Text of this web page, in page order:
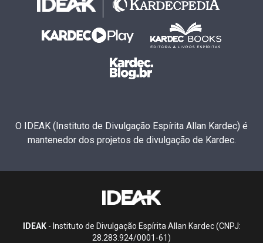
O IDEAK (Instituto de Divulgação Espírita Allan Kardec) é
mantenedor dos projetos de divulgação de Kardec.
IDEAK- Instituto de Divulgação Espírita Allan Kardec (CNPJ:
28.283.924/0001-61)